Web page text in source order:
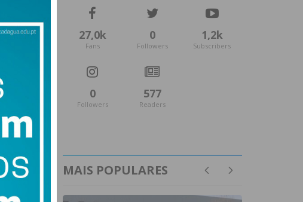
27,0k
Fans
0
Followers
1,2k
Subscribers
0
Followers
577
Readers
MAIS POPULARES